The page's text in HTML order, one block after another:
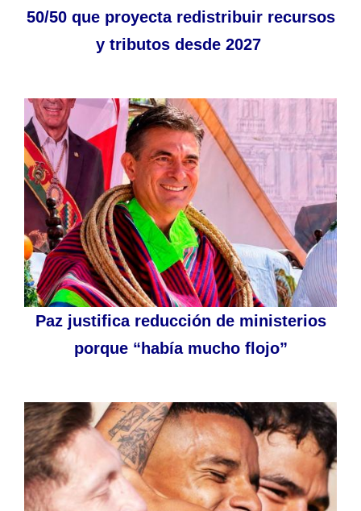
50/50 que proyecta redistribuir recursos
y tributos desde 2027
Paz justifica reducción de ministerios
porque “había mucho flojo”